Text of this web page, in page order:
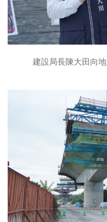
建設局長陳大田向